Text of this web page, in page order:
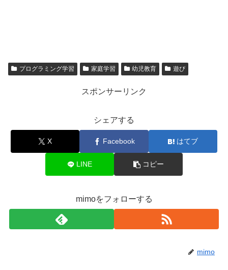
プログラミング学習 家庭学習 幼児教育 遊び
スポンサーリンク
シェアする
X Facebook はてブ
LINE コピー
mimoをフォローする
mimo